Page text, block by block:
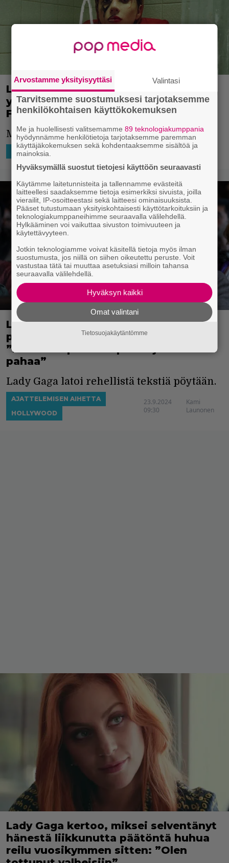
Lady Gaga julkaisee perjantaina
yllätysalbumin: Harlequin on Joker:
Folie à Deux -aiheinen levy
Mahtava uutinen!
HOLLYWOOD
Lady Gaga kertoi mistä ammensi
palon Harley Quinn -hahmoon –
”Minulle tapahtui lapsena jotain
pahaa”
Lady Gaga latoi rehellistä tekstiä pöytään.
AJATTELEMISEN AIHETTA
HOLLYWOOD
23.9.2024
09:30
Kami
Launonen
Lady Gaga kertoo, miksei selventänyt
hänestä liikkunutta päätöntä huhua
reilu vuosikymmen sitten: ”Olen
Arvostamme yksityisyyttäsi Valintasi
Tarvitsemme suostumuksesi tarjotaksemme
henkilökohtaisen käyttökokemuksen
Me ja huolellisesti valitsemamme89 teknologiakumppania
hyödynnämme henkilötietoja tarjotaksemme paremman
käyttäjäkokemuksen sekä kohdentaaksemme sisältöä ja
mainoksia.
Hyväksymällä suostut tietojesi käyttöön seuraavasti
Käytämme laitetunnisteita ja tallennamme evästeitä
laitteellesi saadaksemme tietoja esimerkiksi sivuista, joilla
vierailit, IP-osoitteestasi sekä laitteesi ominaisuuksista.
Pääset tutustumaan yksityiskohtaisesti käyttötarkoituksiin ja
teknologiakumppaneihimme seuraavalla välilehdellä.
Hylkääminen voi vaikuttaa sivuston toimivuuteen ja
käytettävyyteen.
Jotkin teknologiamme voivat käsitellä tietoja myös ilman
suostumusta, jos niillä on siihen oikeutettu peruste. Voit
vastustaa tätä tai muuttaa asetuksiasi milloin tahansa
seuraavalla välilehdellä.
Hyväksyn kaikki
Omat valintani
Tietosuojakäytäntömme